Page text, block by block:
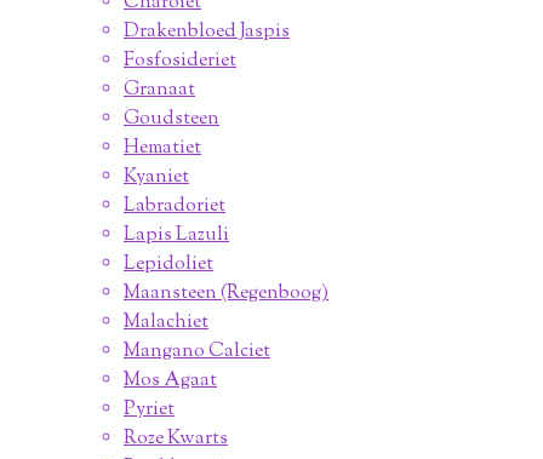
Drakenbloed Jaspis
Fosfosideriet
Granaat
Goudsteen
Hematiet
Kyaniet
Labradoriet
Lapis Lazuli
Lepidoliet
Maansteen (Regenboog)
Malachiet
Mangano Calciet
Mos Agaat
Pyriet
Roze Kwarts